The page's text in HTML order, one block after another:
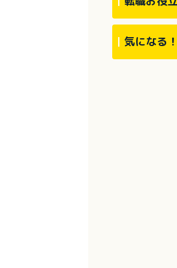
気になる